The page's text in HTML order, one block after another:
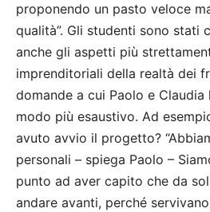
proponendo un pasto veloce
qualità”. Gli studenti sono stati
anche gli aspetti più
imprenditoriali della realtà dei
domande a cui Paolo e Claudia
modo più esaustivo. Ad
avuto avvio il progetto?
personali – spiega Paolo –
punto ad aver capito che da
andare avanti, perché